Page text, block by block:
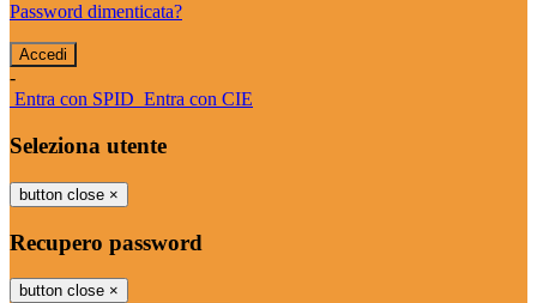
Password dimenticata?
-
Entra con SPID Entra con CIE
Seleziona utente
button close ×
Recupero password
button close ×